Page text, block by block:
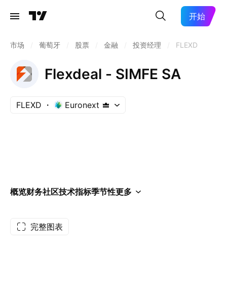
开始
市场 葡萄牙 股票 金融 投资经理 FLEXD
Flexdeal - SIMFE SA
FLEXD Euronext
概览财务社区技术指标季节性更多
完整图表